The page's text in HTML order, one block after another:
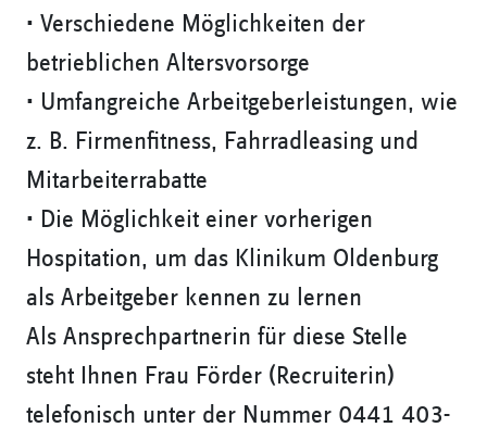
• Verschiedene Möglichkeiten der
betrieblichen Altersvorsorge
• Umfangreiche Arbeitgeberleistungen, wie
z. B. Firmenfitness, Fahrradleasing und
Mitarbeiterrabatte
• Die Möglichkeit einer vorherigen
Hospitation, um das Klinikum Oldenburg
als Arbeitgeber kennen zu lernen
Als Ansprechpartnerin für diese Stelle
steht Ihnen Frau Förder (Recruiterin)
telefonisch unter der Nummer 0441 403-